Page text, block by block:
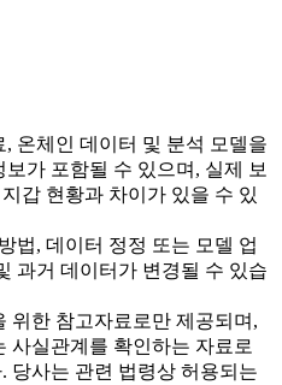
온체인 데이터 및 분석 모델을
가 포함될 수 있으며, 실제 보
갑 현황과 차이가 있을 수 있
법, 데이터 정정 또는 모델 업
과거 데이터가 변경될 수 있습
위한 참고자료로만 제공되며,
사실관계를 확인하는 자료로
당사는 관련 법령상 허용되는